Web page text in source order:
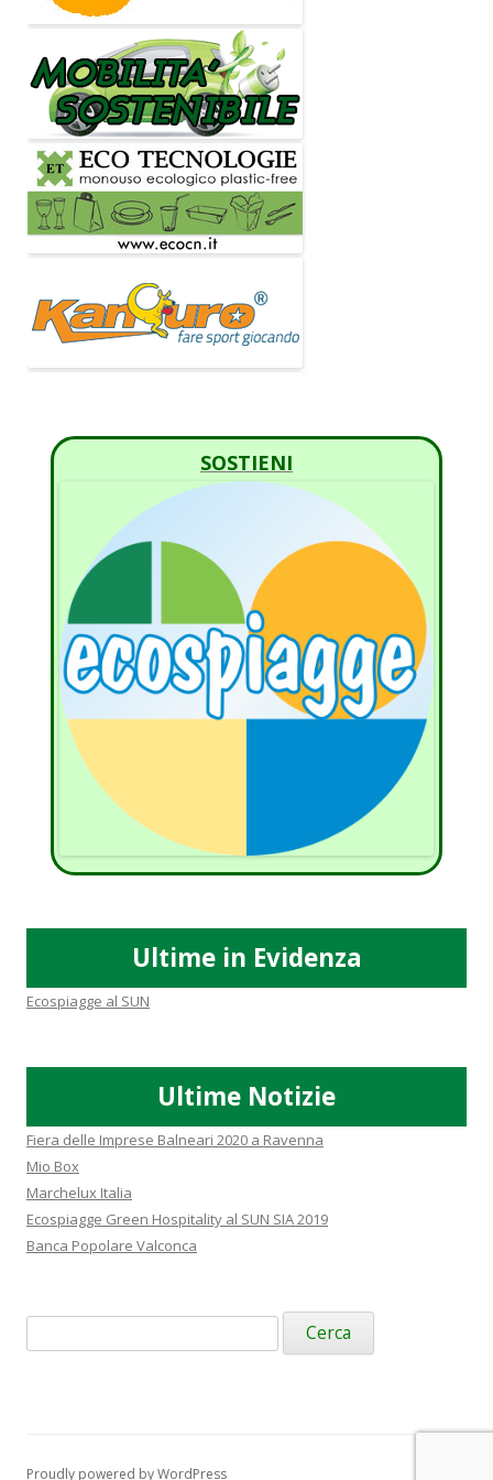
SOSTIENI
Ultime in Evidenza
Ecospiagge al SUN
Ultime Notizie
Fiera delle Imprese Balneari 2020 a Ravenna
Mio Box
Marchelux Italia
Ecospiagge Green Hospitality al SUN SIA 2019
Banca Popolare Valconca
Ricerca
per:
Proudly powered by WordPress